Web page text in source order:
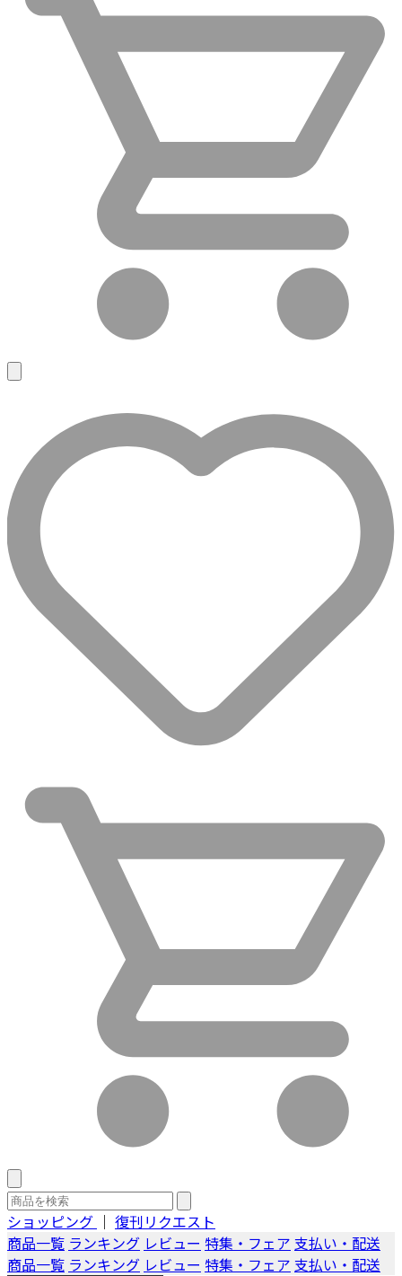
ショッピング ｜ 復刊リクエスト
商品一覧 ランキング レビュー 特集・フェア 支払い・配送
商品一覧 ランキング レビュー 特集・フェア 支払い・配送